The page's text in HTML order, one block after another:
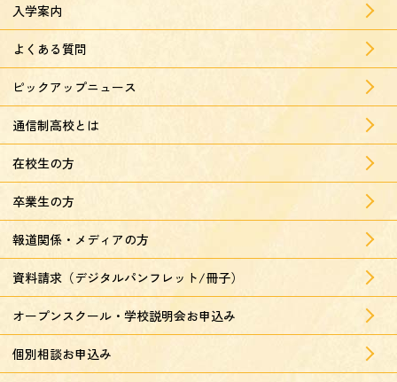
入学案内
よくある質問
ピックアップニュース
通信制高校とは
在校生の方
卒業生の方
報道関係・メディアの方
資料請求（デジタルパンフレット/冊子）
オープンスクール・学校説明会お申込み
個別相談お申込み